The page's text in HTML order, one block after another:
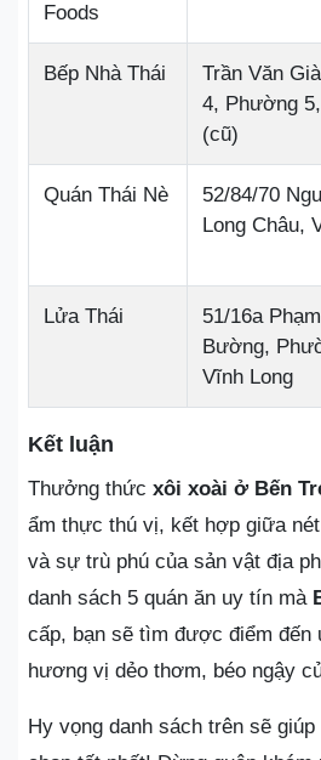
Foods
Bếp Nhà Thái
Trần Văn
4, Phường
(cũ)
Quán Thái Nè
52/84/70
Long Châu,
Lửa Thái
51/16a
Bường,
Vĩnh Long
Kết luận
Thưởng thức xôi xoài ở Bến
ẩm thực thú vị, kết hợp giữa
và sự trù phú của sản vật địa
danh sách 5 quán ăn uy tín mà
cấp, bạn sẽ tìm được điểm đến
hương vị dẻo thơm, béo ngậy
Hy vọng danh sách trên sẽ